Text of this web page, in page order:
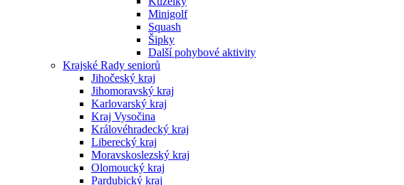
Minigolf
Squash
Šipky
Další pohybové aktivity
Krajské Rady seniorů
Jihočeský kraj
Jihomoravský kraj
Karlovarský kraj
Kraj Vysočina
Královéhradecký kraj
Liberecký kraj
Moravskoslezský kraj
Olomoucký kraj
Pardubický kraj